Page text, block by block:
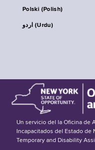
Polski (Polish)
اردو (Urdu)
Un servicio del la Oficina de
Incapacitados del Estado de
Temporary and Disability